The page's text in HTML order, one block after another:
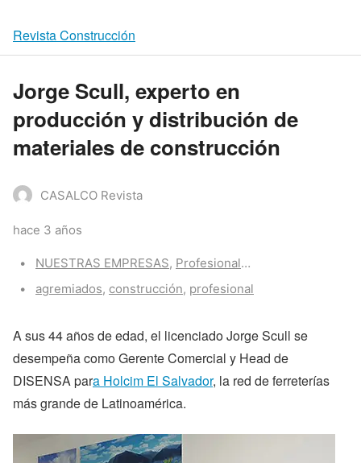
Revista Construcción
Jorge Scull, experto en
producción y distribución de
materiales de construcción
CASALCO Revista
hace 3 años
Categories:
NUESTRAS EMPRESAS, Profesionales trabajando
Tags:
agremiados, construcción, profesional
A sus 44 años de edad, el licenciado Jorge Scull se
desempeña como Gerente Comercial y Head de
DISENSA para Holcim El Salvador, la red de ferreterías
más grande de Latinoamérica.